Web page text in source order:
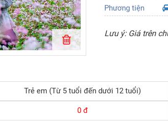
Phương tiện
Lưu ý: Giá trên
Trẻ em (Từ 5 tuổi đến dưới 12 tuổi)
0 đ